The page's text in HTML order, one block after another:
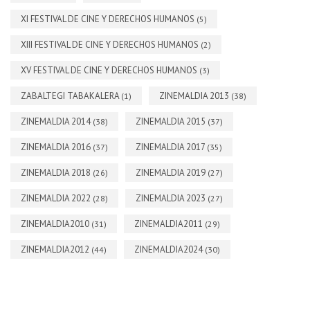
XI FESTIVAL DE CINE Y DERECHOS HUMANOS (5)
XIII FESTIVAL DE CINE Y DERECHOS HUMANOS (2)
XV FESTIVAL DE CINE Y DERECHOS HUMANOS (3)
ZABALTEGI TABAKALERA (1) ZINEMALDIA 2013 (38)
ZINEMALDIA 2014 (38) ZINEMALDIA 2015 (37)
ZINEMALDIA 2016 (37) ZINEMALDIA 2017 (35)
ZINEMALDIA 2018 (26) ZINEMALDIA 2019 (27)
ZINEMALDIA 2022 (28) ZINEMALDIA 2023 (27)
ZINEMALDIA2010 (31) ZINEMALDIA2011 (29)
ZINEMALDIA2012 (44) ZINEMALDIA2024 (30)